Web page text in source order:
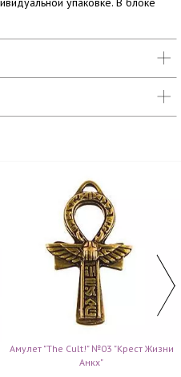
Амулет "The Cult!" №03 "Крест Жизни
Анкх"